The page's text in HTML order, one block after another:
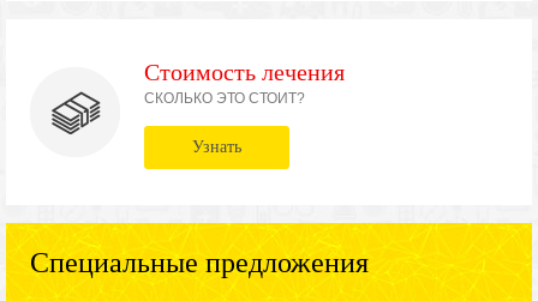
Стоимость лечения
СКОЛЬКО ЭТО СТОИТ?
Узнать
Специальные предложения